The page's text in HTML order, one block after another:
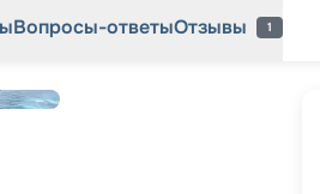
Вопросы-ответыОтзывы 1